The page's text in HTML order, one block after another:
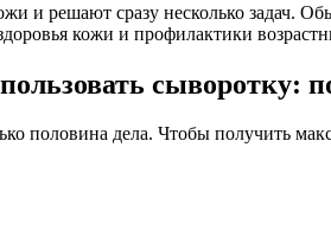
и решают сразу несколько задач.
кожи и профилактики
сыворотку:
половина дела. Чтобы получить